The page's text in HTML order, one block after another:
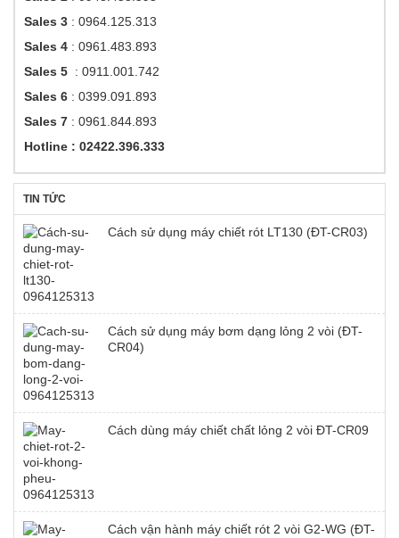
Sales 3 : 0964.125.313
Sales 4 : 0961.483.893
Sales 5 : 0911.001.742
Sales 6 : 0399.091.893
Sales 7 : 0961.844.893
Hotline : 02422.396.333
TIN TỨC
Cách sử dụng máy chiết rót LT130 (ĐT-CR03)
Cách sử dụng máy bơm dạng lỏng 2 vòi (ĐT-
CR04)
Cách dùng máy chiết chất lỏng 2 vòi ĐT-CR09
Cách vận hành máy chiết rót 2 vòi G2-WG (ĐT-